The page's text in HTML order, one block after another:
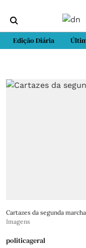
Edição Diária
Cartazes da segunda
Imagens
politicageral